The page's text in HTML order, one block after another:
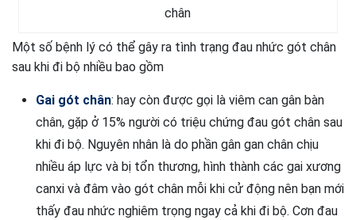
chân
Một số bệnh lý có thể gây ra tình trạng đau nhức gót chân
sau khi đi bộ nhiều bao gồm
Gai gót chân: hay còn được gọi là viêm can gân bàn
chân, gặp ở 15% người có triệu chứng đau gót chân sau
khi đi bộ. Nguyên nhân là do phần gân gan chân chịu
nhiều áp lực và bị tổn thương, hình thành các gai xương
canxi và đâm vào gót chân mỗi khi cử động nên bạn mới
thấy đau nhức nghiêm trọng ngay cả khi đi bộ. Cơn đau